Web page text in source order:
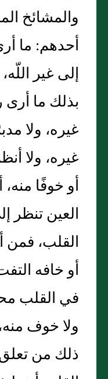
والمشائخ
أحدهم‏:‏ ما
إلى غير
بذلك ما أرى
غيره، ولا
غيره، ولا
أو خوفًا
العين تنظر
القلب، فمن
أو خافه
في القلب
ولا خوف
ذلك من